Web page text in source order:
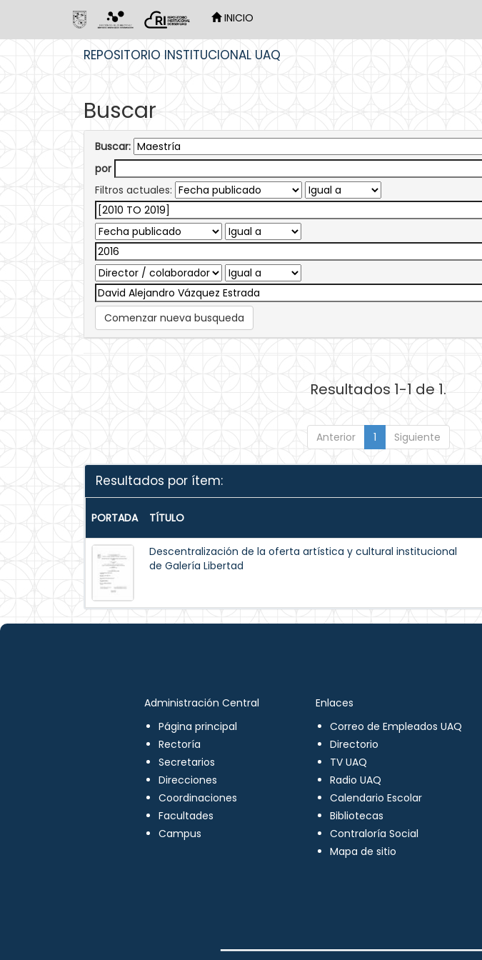
INICIO
REPOSITORIO INSTITUCIONAL UAQ
Buscar
Buscar:
por
Filtros actuales:
Comenzar nueva busqueda
Resultados 1-1 de 1.
Anterior 1 Siguiente
Resultados por ítem:
PORTADA TÍTULO
Descentralización de la oferta artística y cultural institucional
de Galería Libertad
Administración Central
Página principal
Rectoría
Secretarios
Direcciones
Coordinaciones
Facultades
Campus
Enlaces
Correo de Empleados UAQ
Directorio
TV UAQ
Radio UAQ
Calendario Escolar
Bibliotecas
Contraloría Social
Mapa de sitio